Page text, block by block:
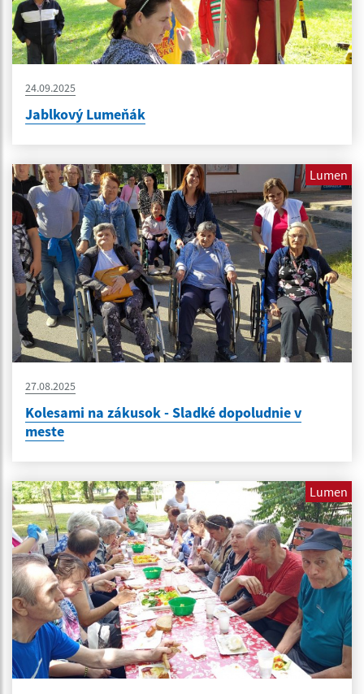
24.09.2025
Jablkový Lumeňák
Lumen
27.08.2025
Kolesami na zákusok - Sladké dopoludnie v
meste
Lumen